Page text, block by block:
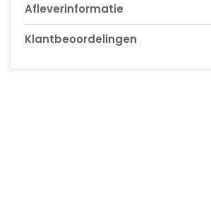
Afleverinformatie
Klantbeoordelingen